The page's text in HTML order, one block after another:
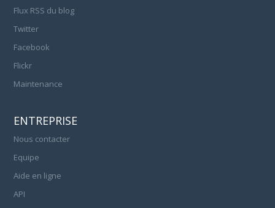
Flux RSS du blog
Twitter
Facebook
Flickr
Maintenance
ENTREPRISE
Nous contacter
Equipe
Aide en ligne
API